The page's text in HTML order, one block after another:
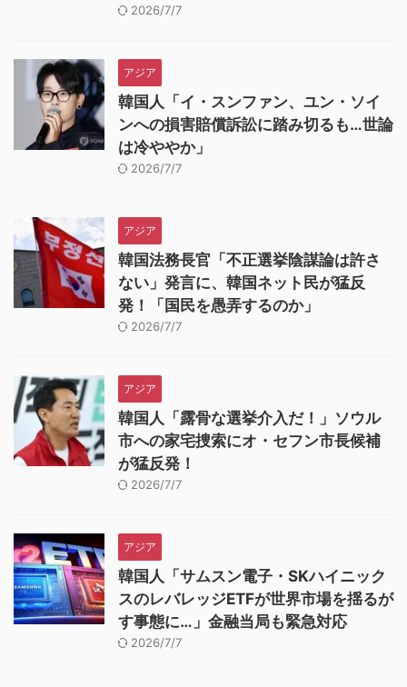
2026/7/7
アジア
韓国人「イ・スンファン、ユン・ソイ
ンへの損害賠償訴訟に踏み切るも…世論
は冷ややか」
2026/7/7
アジア
韓国法務長官「不正選挙陰謀論は許さ
ない」発言に、韓国ネット民が猛反
発！「国民を愚弄するのか」
2026/7/7
アジア
韓国人「露骨な選挙介入だ！」ソウル
市への家宅捜索にオ・セフン市長候補
が猛反発！
2026/7/7
アジア
韓国人「サムスン電子・SKハイニック
スのレバレッジETFが世界市場を揺るが
す事態に…」金融当局も緊急対応
2026/7/7